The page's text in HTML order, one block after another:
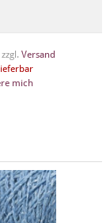
Versand
mich